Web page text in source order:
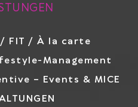
FIT / À la carte
Management
– Events & MICE